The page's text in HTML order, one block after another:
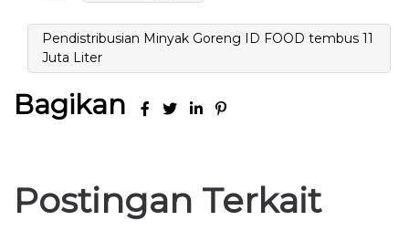
Pendistribusian Minyak Goreng ID FOOD tembus 11
Juta Liter
Bagikan
Postingan Terkait